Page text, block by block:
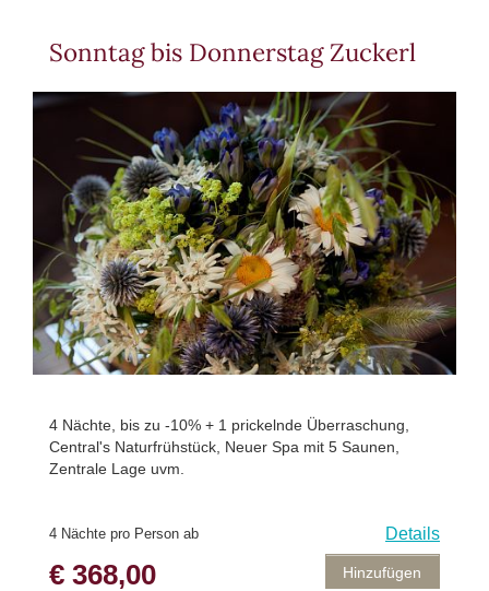
Sonntag bis Donnerstag Zuckerl
4 Nächte, bis zu -10% + 1 prickelnde Überraschung,
Central's Naturfrühstück, Neuer Spa mit 5 Saunen,
Zentrale Lage uvm.
4 Nächte pro Person ab
€ 368,00
Details
Hinzufügen